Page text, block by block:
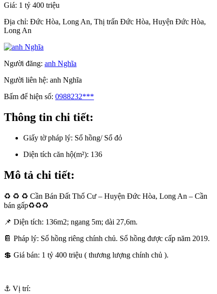
Giá: 1 tỷ 400 triệu
Địa chỉ: Đức Hòa, Long An, Thị trấn Đức Hòa, Huyện Đức Hòa,
Long An
Người đăng: anh Nghĩa
Người liên hệ: anh Nghĩa
Bấm để hiện số: 0988232***
Thông tin chi tiết:
Giấy tờ pháp lý: Sổ hồng/ Sổ đỏ
Diện tích căn hộ(m²): 136
Mô tả chi tiết:
♻️ ♻️ ♻️ Cần Bán Đất Thổ Cư – Huyện Đức Hòa, Long An – Cần
bán gấp♻️♻️♻️
📌 Diện tích: 136m2; ngang 5m; dài 27,6m.
📔 Pháp lý: Sổ hồng riêng chính chủ. Sổ hồng được cấp năm 2019.
💲 Giá bán: 1 tỷ 400 triệu ( thương lượng chính chủ ).
⚓ Vị trí: